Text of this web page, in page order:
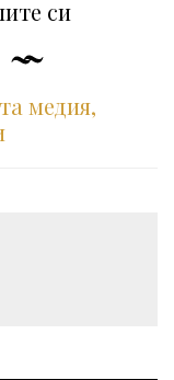
си
медия,